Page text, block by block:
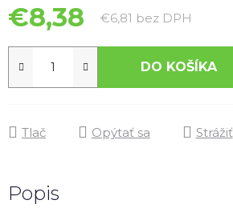
€8,38 €6,81 bez DPH
DO KOŠÍKA
Tlač Opýtať sa Strážiť
Popis